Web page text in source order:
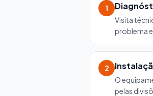
1
Visita
problema
2
O
pelas